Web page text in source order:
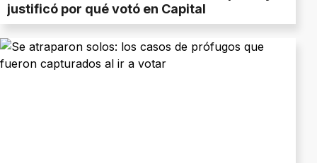
justificó por qué votó en Capital